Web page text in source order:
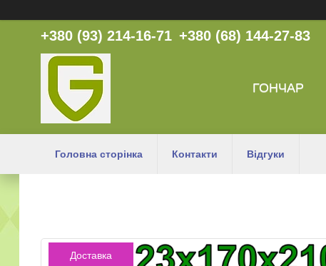
+380 (93) 214-16-71 +380 (68) 144-27-83
ГОНЧАР
Головна сторінка Контакти Відгуки
Доставка